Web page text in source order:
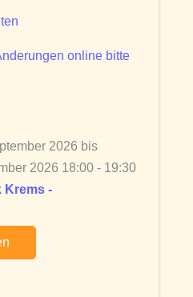
online bitte
2026 bis
2026 18:00 - 19:30
Krems -